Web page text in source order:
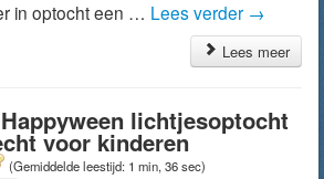
in optocht een … Lees verder →
Lees meer
lichtjesoptocht
voor kinderen
(Gemiddelde leestijd: 1 min, 36 sec)